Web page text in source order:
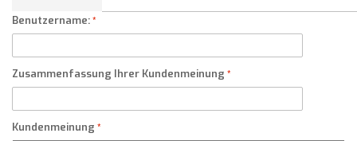
Benutzername:
Zusammenfassung Ihrer Kundenmeinung
Kundenmeinung